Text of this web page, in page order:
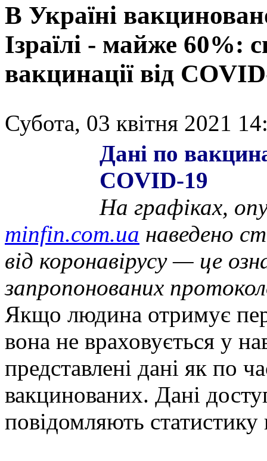
В Україні
Ізраїлі - майже 60%:
вакцинації від
Субота, 03 квітня 2021
Дані по
COVID-19
На графіках,
minfin.com.ua наведено
від коронавірусу — це
запропонованих
Якщо людина отримує
вона не враховується у
представлені дані як по
вакцинованих. Дані
повідомляють статистику